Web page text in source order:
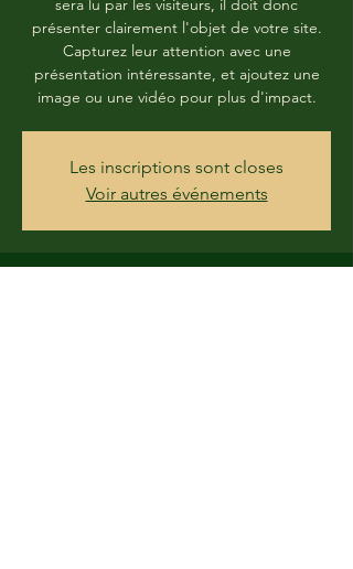
sera lu par les visiteurs, il doit donc
présenter clairement l'objet de votre site.
Capturez leur attention avec une
présentation intéressante, et ajoutez une
image ou une vidéo pour plus d'impact.
Les inscriptions sont closes
Voir autres événements